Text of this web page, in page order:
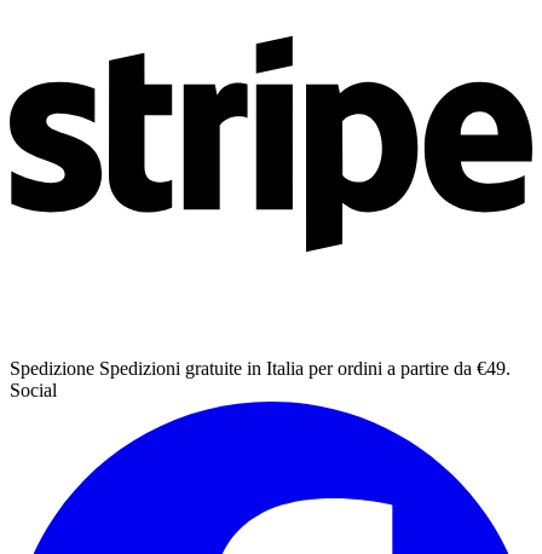
Spedizione Spedizioni gratuite in Italia per ordini a partire da €49.
Social